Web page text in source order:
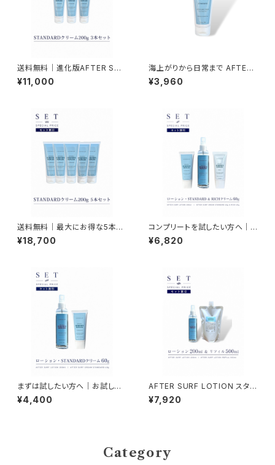
送料無料｜進化版AFTER SUR
F CREAM STANDARD 3本セ
ット(200g×3) まとめ買いがお
¥11,000
海上がりから日常まで AFTER
SURF CREAM STANDARD｜
毎日のベーシックケア
¥3,960
送料無料｜最大にお得な5本セ
ット！進化版AFTER SURF CRE
AM STANDARD(200g×5)
¥18,700
コンプリートを試したい方へ｜
全部入りお試しセット｜NAMIH
ADA（ミスト＋STANDARD60
¥6,820
まずは試したい方へ｜お試しス
ターターセット｜NAMIHADA
はじめてセット（ミスト＆クリーム
¥4,400
AFTER SURF LOTION スター
ター＆リフィルセット（200ml＋5
00ml）
¥7,920
Category